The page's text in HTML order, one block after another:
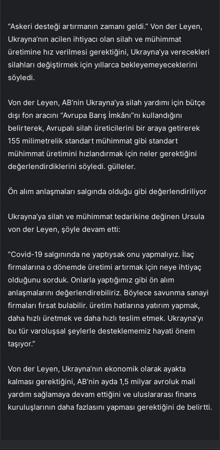
“Askeri desteği artırmanın zamanı geldi.” Von der Leyen,
Ukrayna’nın acilen ihtiyacı olan silah ve mühimmat
üretimine hız verilmesi gerektiğini, Ukrayna’ya verecekleri
silahları değiştirmek için yıllarca bekleyemeyeceklerini
söyledi.
Von der Leyen, AB’nin Ukrayna’ya silah yardımı için bütçe
dışı fon aracını “Avrupa Barış İmkânı”nı kullandığını
belirterek, Avrupalı ​​silah üreticilerini bir araya getirerek
155 milimetrelik standart mühimmat gibi standart
mühimmat üretimini hızlandırmak için neler gerektiğini
değerlendirdiklerini söyledi. gülleler.
Ön alım anlaşmaları salgında olduğu gibi değerlendiriliyor
Ukrayna’ya silah ve mühimmat tedarikine değinen Ursula
von der Leyen, şöyle devam etti:
“Covid-19 salgınında ne yaptıysak onu yapmalıyız. İlaç
firmalarına o dönemde üretimi artırmak için neye ihtiyaç
olduğunu sorduk. Onlarla yaptığımız gibi ön alım
anlaşmalarını değerlendirebiliriz. Böylece savunma sanayi
firmaları fırsat bulabilir. üretim hatlarına yatırım yapmak,
daha hızlı üretmek ve daha hızlı teslim etmek. Ukrayna’yı
bu tür varoluşsal şeylerle desteklememiz hayati önem
taşıyor.”
Von der Leyen, Ukrayna’nın ekonomik olarak ayakta
kalması gerektiğini, AB’nin ayda 1,5 milyar avroluk mali
yardım sağlamaya devam ettiğini ve uluslararası finans
kuruluşlarının daha fazlasını yapması gerektiğini de belirtti.